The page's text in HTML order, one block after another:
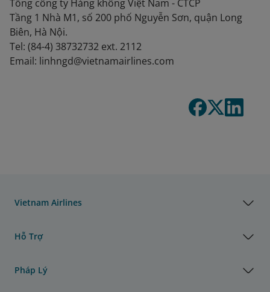
Tổng công ty Hàng không Việt Nam - CTCP
Tầng 1 Nhà M1, số 200 phố Nguyễn Sơn, quận Long
Biên, Hà Nội.
Tel: (84-4) 38732732 ext. 2112
Email: linhngd@vietnamairlines.com
Vietnam Airlines
Hỗ Trợ
Pháp Lý